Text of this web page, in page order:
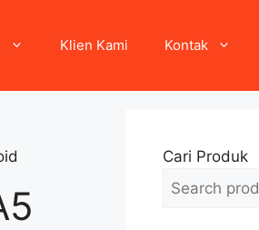
Klien Kami Kontak
Cari Produk